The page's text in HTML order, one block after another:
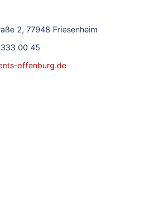
2, 77948 Friesenheim
00 45
offenburg.de